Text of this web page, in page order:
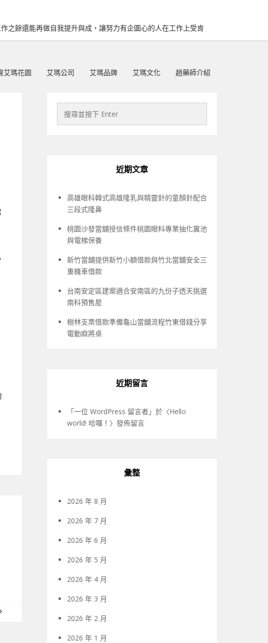
之餘還能再做自我提升與成，讓努力有企圖心的人在工作上受肯
艾瑪花園 艾瑪公司 艾瑪品牌 艾瑪文化 趙藥師介紹
近期文章
高雄眼科韓式高雄隆乳與精靈針的童顏針配合
三段式隆鼻
桃園沙發當舖授信條件桃園眼科專業抽化糞池
與電梯保養
新竹當舖提供新竹小額借款與竹北當舖安全三
重機車借款
台南安定區建案適合安南區的九份子透天挑選
南科預售屋
樹林支票借款準備龜山當舖流程竹東借錢分享
電動麻將桌
近期留言
「一位 WordPress 留言者 」於〈Hello
world! 哈囉！ 〉發佈留言
彙整
2026 年 8 月
2026 年 7 月
2026 年 6 月
2026 年 5 月
2026 年 4 月
2026 年 3 月
2026 年 2 月
2026 年 1 月